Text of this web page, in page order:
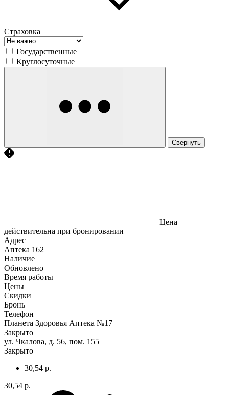
Страховка
Государственные
Круглосуточные
Свернуть
Цена
действительна при бронировании
Адрес
Аптека 162
Наличие
Обновлено
Время работы
Цены
Скидки
Бронь
Телефон
Планета Здоровья Аптека №17
Закрыто
ул. Чкалова, д. 56, пом. 155
Закрыто
30,54 р.
30,54 р.